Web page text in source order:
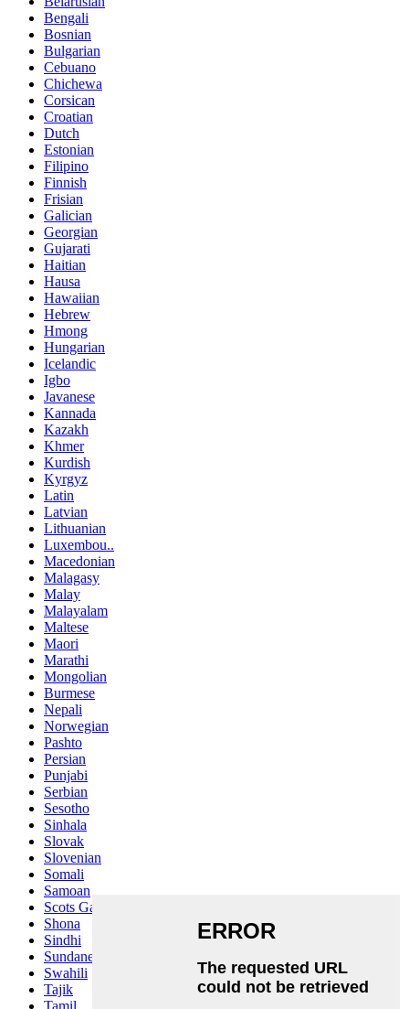
Bengali
Bosnian
Bulgarian
Cebuano
Chichewa
Corsican
Croatian
Dutch
Estonian
Filipino
Finnish
Frisian
Galician
Georgian
Gujarati
Haitian
Hausa
Hawaiian
Hebrew
Hmong
Hungarian
Icelandic
Igbo
Javanese
Kannada
Kazakh
Khmer
Kurdish
Kyrgyz
Latin
Latvian
Lithuanian
Luxembou..
Macedonian
Malagasy
Malay
Malayalam
Maltese
Maori
Marathi
Mongolian
Burmese
Nepali
Norwegian
Pashto
Persian
Punjabi
Serbian
Sesotho
Sinhala
Slovak
Slovenian
Somali
Samoan
Scots Gaelic
Shona
Sindhi
Sundanese
Swahili
Tajik
Tamil